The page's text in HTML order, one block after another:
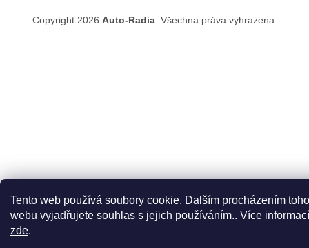
Tento web používá soubory cookie. Dalším procházením
webu vyjadřujete souhlas s jejich používáním.. Více informací
zde.
Copyright 2026 Auto-Radia. Všechna práva vyhrazena.